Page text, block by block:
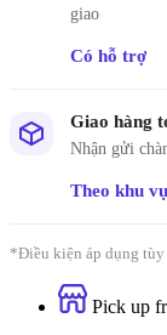
giao
Có hỗ trợ
Giao hàng
Nhận gửi
Theo khu
*Điều kiện áp dụng tùy
Pick up